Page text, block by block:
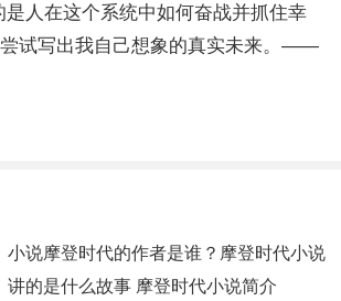
是人在这个系统中如何奋战并抓住幸
试写出我自己想象的真实未来。——
小说摩登时代的作者是谁？摩登时代小说
讲的是什么故事 摩登时代小说简介